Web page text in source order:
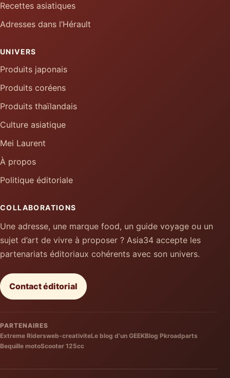
Recettes asiatiques
Adresses dans l’Hérault
UNIVERS
Produits japonais
Produits coréens
Produits thaïlandais
Culture asiatique
Mei Laurent
À propos
Politique éditoriale
COLLABORATIONS
Une adresse, une marque food, un guide voyage ou un
sujet d’art de vivre à proposer ? Asia34 accepte les
partenariats éditoriaux cohérents avec son univers.
Contact éditorial
PARTENAIRES
Extreme Ridersweb-creativiteLe blog d’un GEEKBlog Pkroadparts
Bequille motoScooter 125cc